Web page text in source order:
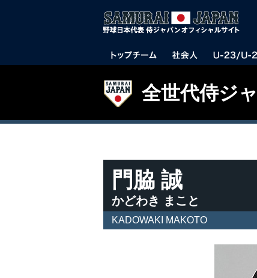
全世代侍ジ
門脇 誠
かどわき まこと
KADOWAKI MAKOTO